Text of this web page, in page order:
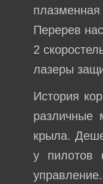
Перерев
2
лазеры
История
различные
крыла.
у пилотов